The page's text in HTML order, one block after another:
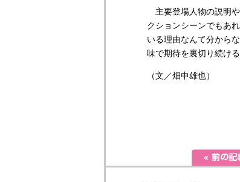
主要登場人物の説明
クションシーンでもあ
いる理由なんて分から
味で期待を裏切り続け
（文／畑中雄也）